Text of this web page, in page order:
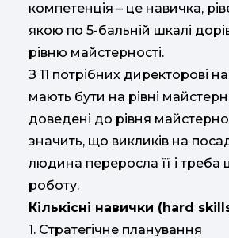
компетенція – це навичка,
якою по 5-бальній шкалі
рівню майстерності.
З 11 потрібних директорові
мають бути на рівні
доведені до рівня
значить, що викликів на
людина переросла її і треба
роботу.
Кількісні навички (hard
1. Стратегічне планування